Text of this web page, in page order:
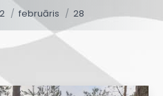
februāris 28